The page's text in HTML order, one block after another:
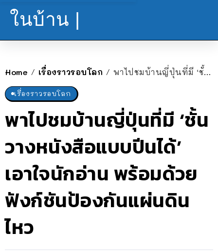
ในบ้าน |
Home / เรื่องราวรอบโลก / พาไปชมบ้านญี่ปุ่นที่มี ‘ชั้นวางหนังสือแบบปีนได้’ เอาใจนักอ่าน พร้อมด้วยฟังก์ชันป้องกันแผ่นดินไหว
เรื่องราวรอบโลก
พาไปชมบ้านญี่ปุ่นที่มี ‘ชั้น
วางหนังสือแบบปีนได้’
เอาใจนักอ่าน พร้อมด้วย
ฟังก์ชันป้องกันแผ่นดิน
ไหว